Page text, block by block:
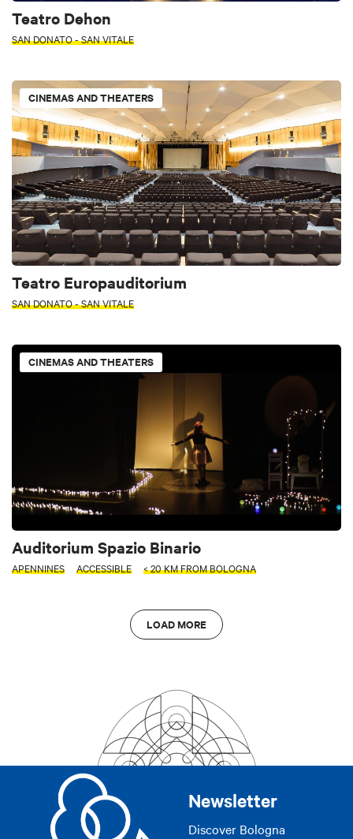
Teatro Dehon
SAN DONATO - SAN VITALE
CINEMAS AND THEATERS
Teatro Europauditorium
SAN DONATO - SAN VITALE
CINEMAS AND THEATERS
Auditorium Spazio Binario
APENNINES ACCESSIBLE < 20 KM FROM BOLOGNA
LOAD MORE
Newsletter
Discover Bologna